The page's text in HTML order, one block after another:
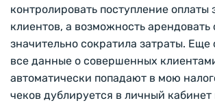
контролировать поступление оплаты
клиентов, а возможность
значительно сократила затраты.
все данные о совершенных
автоматически попадают в мою
чеков дублируется в личный кабинет